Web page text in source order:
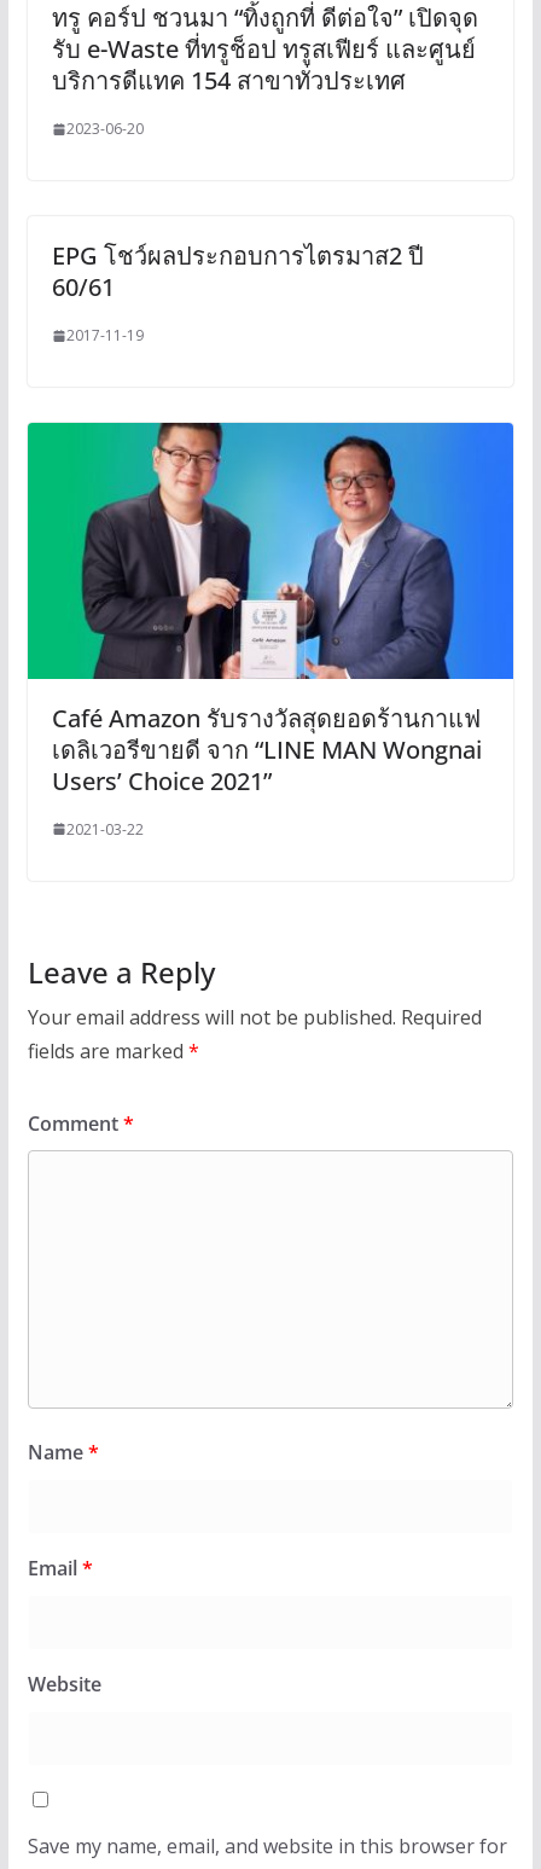
ทรู คอร์ป ชวนมา “ทิ้งถูกที่ ดีต่อใจ” เปิดจุด
รับ e-Waste ที่ทรูช็อป ทรูสเฟียร์ และศูนย์
บริการดีแทค 154 สาขาทั่วประเทศ
2023-06-20
EPG โชว์ผลประกอบการไตรมาส2 ปี
60/61
2017-11-19
Café Amazon รับรางวัลสุดยอดร้านกาแฟ
เดลิเวอรีขายดี จาก “LINE MAN Wongnai
Users’ Choice 2021”
2021-03-22
Leave a Reply
Your email address will not be published. Required
fields are marked *
Comment*
Name*
Email*
Website
Save my name, email, and website in this browser for